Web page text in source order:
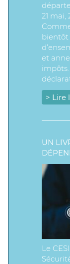
21
bientôt
et
> Lire
UN
Le